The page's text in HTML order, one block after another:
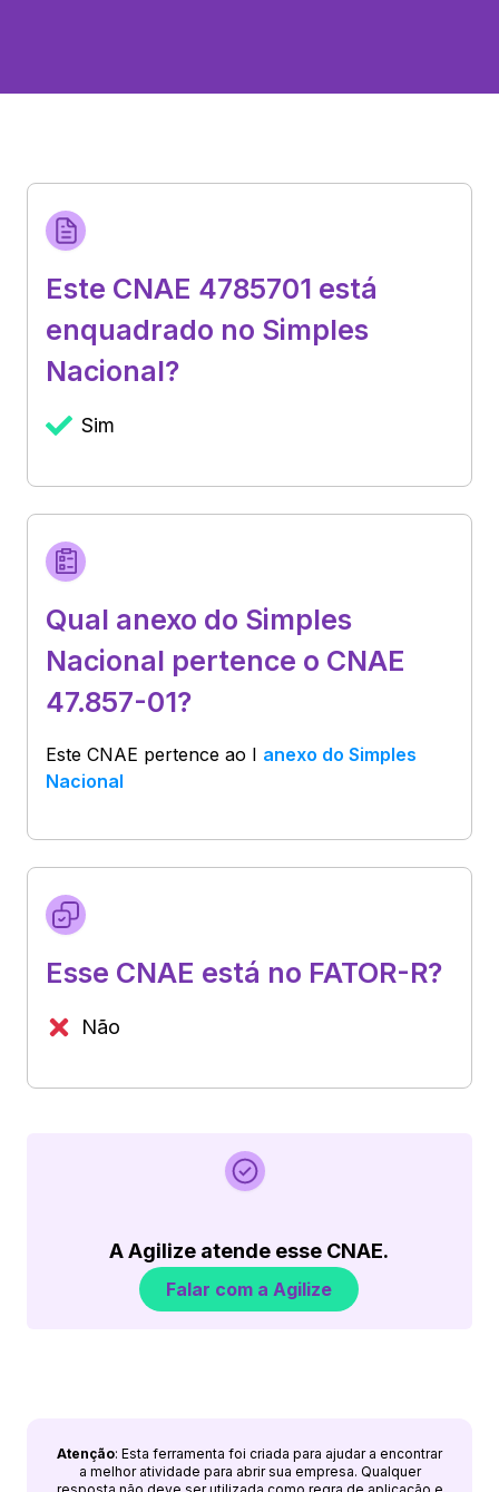
Este CNAE 4785701 está
enquadrado no Simples
Nacional?
Sim
Qual anexo do Simples
Nacional pertence o CNAE
47.857-01?
Este CNAE pertence ao I anexo do Simples
Nacional
Esse CNAE está no FATOR-R?
Não
A Agilize atende esse CNAE.
Falar com a Agilize
Atenção: Esta ferramenta foi criada para ajudar a encontrar
a melhor atividade para abrir sua empresa. Qualquer